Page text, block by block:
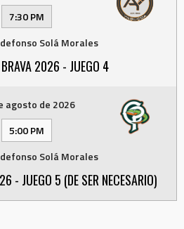
7:30 PM
Solá Morales
BRAVA 2026 - JUEGO 4
agosto de 2026
5:00 PM
Solá Morales
- JUEGO 5 (DE SER NECESARIO)